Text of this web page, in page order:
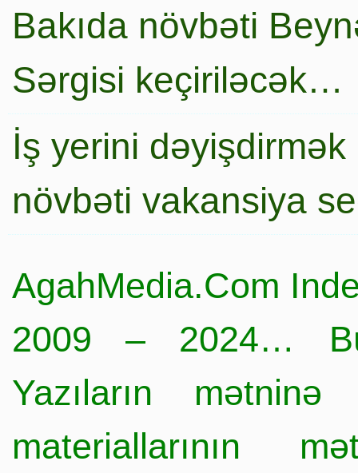
Bakıda növbəti
Sərgisi keçiriləcək…
İş yerini
növbəti vakansiya
AgahMedia.Com
2009 – 2024…
Yazıların
materiallarının